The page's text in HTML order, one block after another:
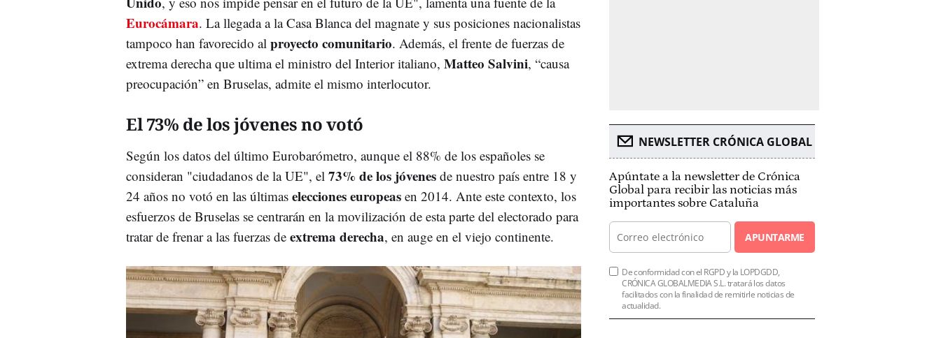
Eurocámara. La llegada a la Casa Blanca del magnate y sus posiciones nacionalistas
tampoco han favorecido al proyecto comunitario. Además, el frente de fuerzas de
extrema derecha que ultima el ministro del Interior italiano, Matteo Salvini, “causa
preocupación” en Bruselas, admite el mismo interlocutor.
El 73% de los jóvenes no votó
Según los datos del último Eurobarómetro, aunque el 88% de los españoles se
consideran "ciudadanos de la UE", el 73% de los jóvenes de nuestro país entre 18 y
24 años no votó en las últimas elecciones europeas en 2014. Ante este contexto, los
esfuerzos de Bruselas se centrarán en la movilización de esta parte del electorado para
tratar de frenar a las fuerzas de extrema derecha, en auge en el viejo continente.
NEWSLETTER CRÓNICA GLOBAL
Apúntate a la newsletter de Crónica
Global para recibir las noticias más
importantes sobre Cataluña
APUNTARME
De conformidad con el RGPD y la LOPDGDD,
CRÓNICA GLOBALMEDIA S.L. tratará los datos
facilitados con la finalidad de remitirle noticias de
actualidad.